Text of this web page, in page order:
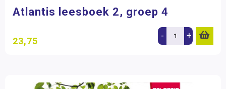
Atlantis leesboek 2, groep 4
23,75 - +